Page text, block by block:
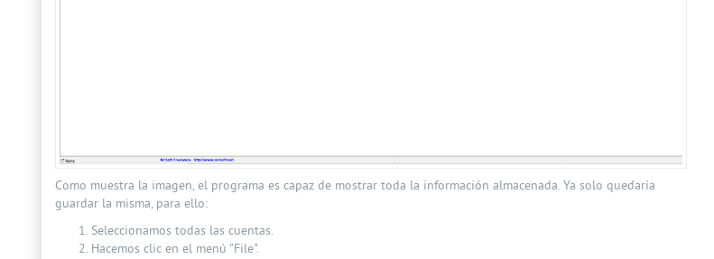
Como muestra la imagen, el programa es capaz de mostrar toda la información almacenada. Ya solo quedaría
guardar la misma, para ello:
Seleccionamos todas las cuentas.
Hacemos clic en el menú "File".